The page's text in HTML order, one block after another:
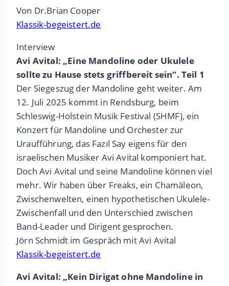
Von Dr.Brian Cooper
Klassik-begeistert.de
Interview
Avi Avital: „Eine Mandoline oder Ukulele
sollte zu Hause stets griffbereit sein“. Teil 1
Der Siegeszug der Mandoline geht weiter. Am
12. Juli 2025 kommt in Rendsburg, beim
Schleswig-Holstein Musik Festival (SHMF), ein
Konzert für Mandoline und Orchester zur
Uraufführung, das Fazıl Say eigens für den
israelischen Musiker Avi Avital komponiert hat.
Doch Avi Avital und seine Mandoline können viel
mehr. Wir haben über Freaks, ein Chamäleon,
Zwischenwelten, einen hypothetischen Ukulele-
Zwischenfall und den Unterschied zwischen
Band-Leader und Dirigent gesprochen.
Jörn Schmidt im Gespräch mit Avi Avital
Klassik-begeistert.de
Avi Avital: „Kein Dirigat ohne Mandoline in